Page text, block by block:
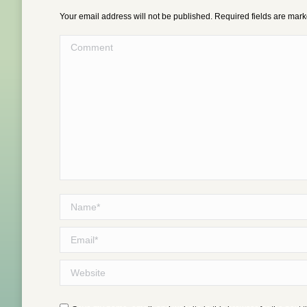
Your email address will not be published. Required fields are
Comment
Name *
Email *
Website